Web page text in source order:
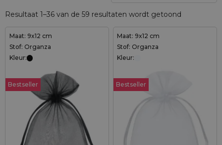
Resultaat 1–36 van de 59 resultaten wordt getoond
Maat: 9x12 cm
Stof: Organza
Kleur:
Bestseller
Maat: 9x12 cm
Stof: Organza
Kleur:
Bestseller